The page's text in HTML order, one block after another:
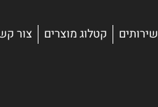
שירותים קטלוג מוצרים צור